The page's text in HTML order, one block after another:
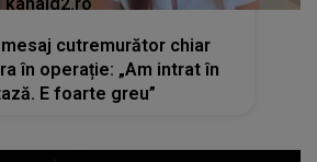
cutremurător chiar
în operație: „Am intrat în
E foarte greu”